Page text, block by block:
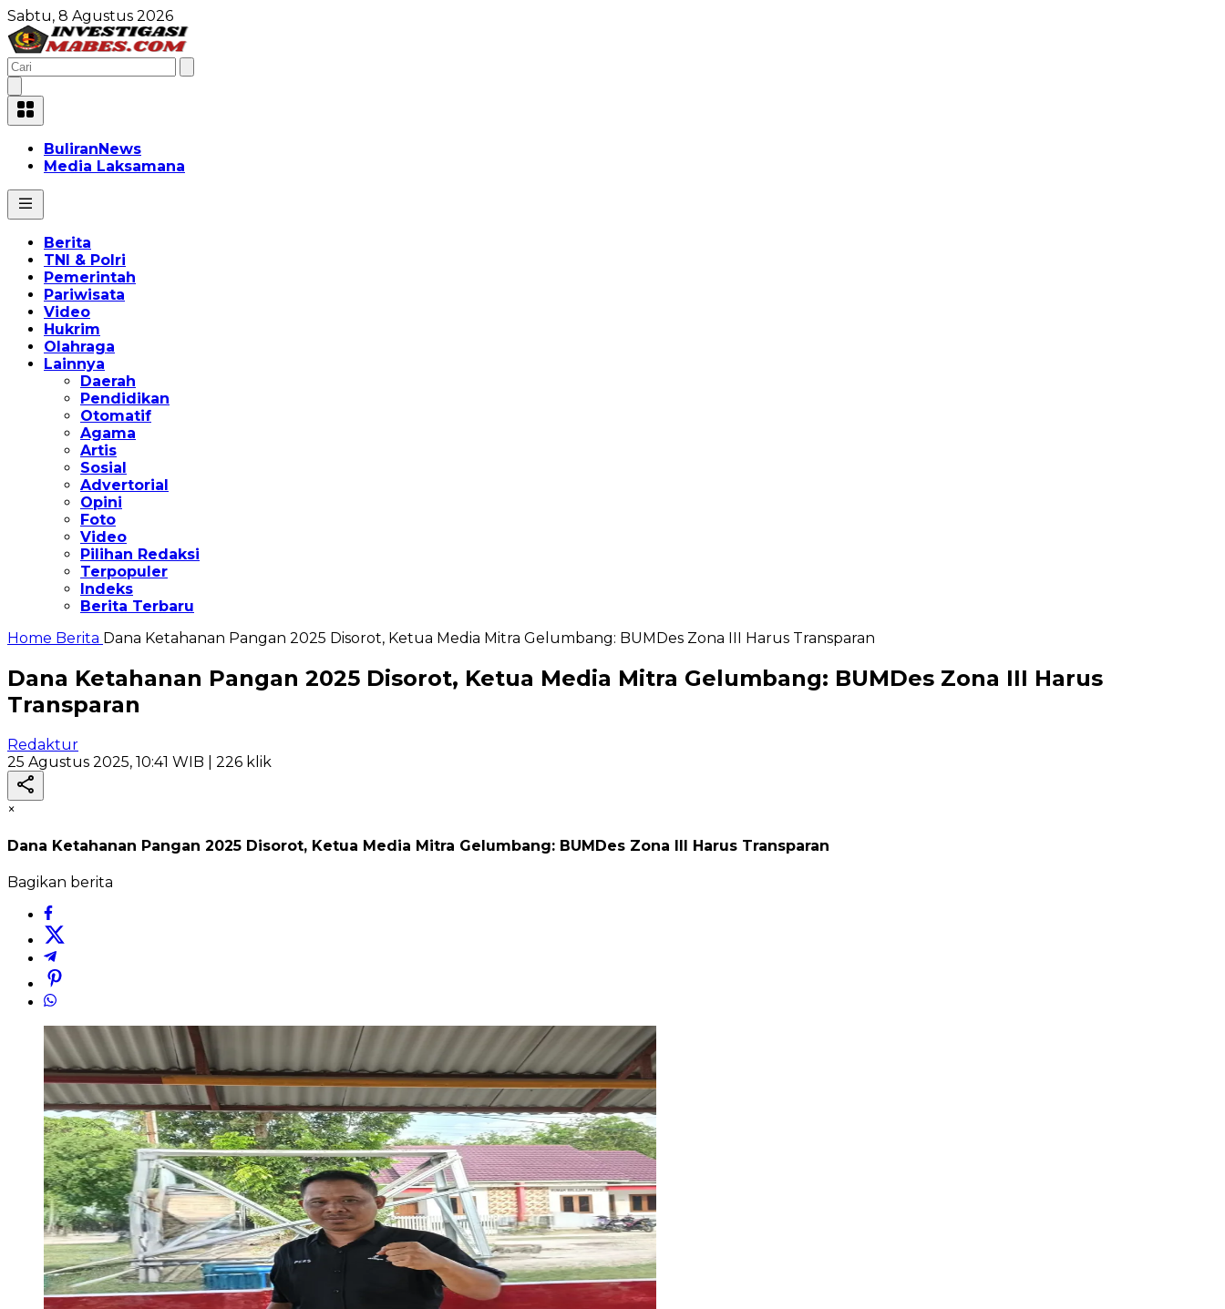
Sabtu, 8 Agustus 2026
BuliranNews
Media Laksamana
Berita
TNI & Polri
Pemerintah
Pariwisata
Video
Hukrim
Olahraga
Lainnya
Daerah
Pendidikan
Otomatif
Agama
Artis
Sosial
Advertorial
Opini
Foto
Video
Pilihan Redaksi
Terpopuler
Indeks
Berita Terbaru
Home Berita Dana Ketahanan Pangan 2025 Disorot, Ketua Media Mitra Gelumbang: BUMDes Zona III Harus Transparan
Dana Ketahanan Pangan 2025 Disorot, Ketua Media Mitra Gelumbang: BUMDes Zona III Harus
Transparan
Redaktur
25 Agustus 2025, 10:41 WIB | 226 klik
×
Dana Ketahanan Pangan 2025 Disorot, Ketua Media Mitra Gelumbang: BUMDes Zona III Harus Transparan
Bagikan berita